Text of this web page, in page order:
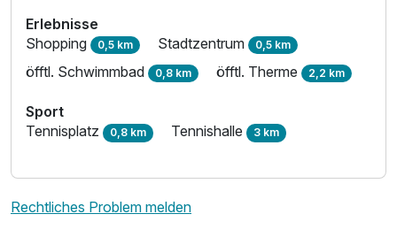
Erlebnisse
Shopping 0,5 km Stadtzentrum 0,5 km
öfftl. Schwimmbad 0,8 km öfftl. Therme 2,2 km
Sport
Tennisplatz 0,8 km Tennishalle 3 km
Rechtliches Problem melden